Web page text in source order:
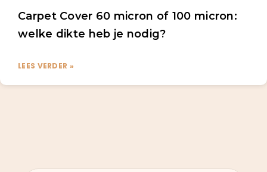
Carpet Cover 60 micron of 100 micron:
welke dikte heb je nodig?
LEES VERDER »